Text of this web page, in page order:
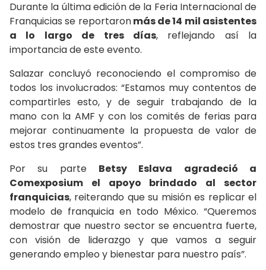
Durante la última edición de la Feria Internacional de
Franquicias se reportaronmás de 14 mil asistentes
a lo largo de tres días, reflejando así la
importancia de este evento.
Salazar concluyó reconociendo el compromiso de
todos los involucrados: “Estamos muy contentos de
compartirles esto, y de seguir trabajando de la
mano con la AMF y con los comités de ferias para
mejorar continuamente la propuesta de valor de
estos tres grandes eventos”.
Por su parte Betsy Eslava agradeció a
Comexposium el apoyo brindado al sector
franquicias, reiterando que su misión es replicar el
modelo de franquicia en todo México. “Queremos
demostrar que nuestro sector se encuentra fuerte,
con visión de liderazgo y que vamos a seguir
generando empleo y bienestar para nuestro país”.